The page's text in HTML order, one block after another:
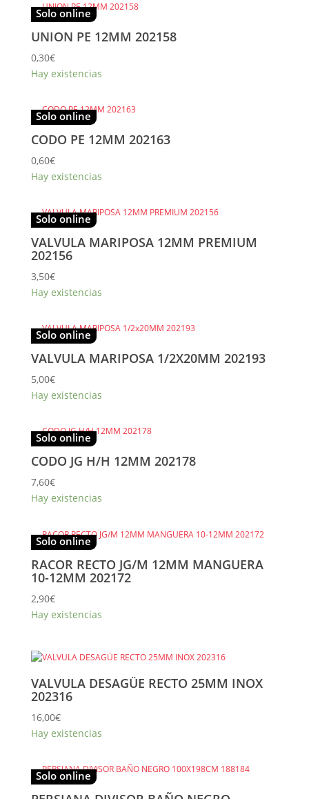
Solo online
UNION PE 12MM 202158
0,30€
Hay existencias
Solo online
CODO PE 12MM 202163
0,60€
Hay existencias
Solo online
VALVULA MARIPOSA 12MM PREMIUM
202156
3,50€
Hay existencias
Solo online
VALVULA MARIPOSA 1/2X20MM 202193
5,00€
Hay existencias
Solo online
CODO JG H/H 12MM 202178
7,60€
Hay existencias
Solo online
RACOR RECTO JG/M 12MM MANGUERA
10-12MM 202172
2,90€
Hay existencias
VALVULA DESAGÜE RECTO 25MM INOX
202316
16,00€
Hay existencias
Solo online